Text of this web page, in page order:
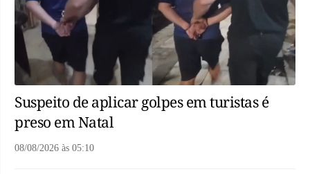
Suspeito de aplicar golpes em turistas é
preso em Natal
08/08/2026 às 05:10